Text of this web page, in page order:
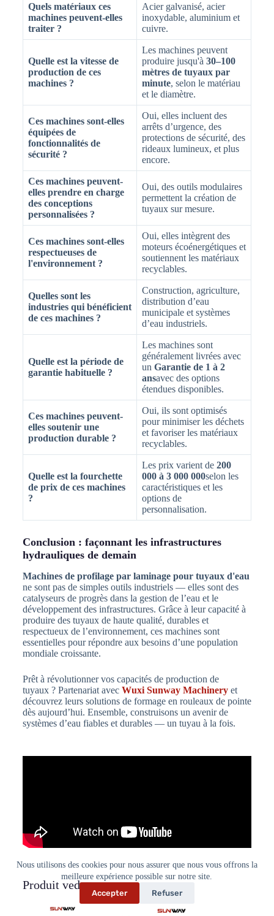
Nous utilisons des cookies pour nous assurer que nous vous offrons la
meilleure expérience possible sur notre site.
Accepter
Refuser
Quels matériaux ces
machines peuvent-elles
traiter ?
Acier galvanisé, acier
inoxydable, aluminium et
cuivre.
Quelle est la vitesse de
production de ces
machines ?
Les machines peuvent
produire jusqu'à 30–100
mètres de tuyaux par
minute, selon le matériau
et le diamètre.
Ces machines sont-elles
équipées de
fonctionnalités de
sécurité ?
Oui, elles incluent des
arrêts d’urgence, des
protections de sécurité, des
rideaux lumineux, et plus
encore.
Ces machines peuvent-
elles prendre en charge
des conceptions
personnalisées ?
Oui, des outils modulaires
permettent la création de
tuyaux sur mesure.
Ces machines sont-elles
respectueuses de
l'environnement ?
Oui, elles intègrent des
moteurs écoénergétiques et
soutiennent les matériaux
recyclables.
Quelles sont les
industries qui bénéficient
de ces machines ?
Construction, agriculture,
distribution d’eau
municipale et systèmes
d’eau industriels.
Quelle est la période de
garantie habituelle ?
Les machines sont
généralement livrées avec
un Garantie de 1 à 2
ansavec des options
étendues disponibles.
Ces machines peuvent-
elles soutenir une
production durable ?
Oui, ils sont optimisés
pour minimiser les déchets
et favoriser les matériaux
recyclables.
Quelle est la fourchette
de prix de ces machines
?
Les prix varient de 200
000 à 3 000 000selon les
caractéristiques et les
options de
personnalisation.
Conclusion : façonnant les infrastructures
hydrauliques de demain
Machines de profilage par laminage pour tuyaux d'eau
ne sont pas de simples outils industriels — elles sont des
catalyseurs de progrès dans la gestion de l’eau et le
développement des infrastructures. Grâce à leur capacité à
produire des tuyaux de haute qualité, durables et
respectueux de l’environnement, ces machines sont
essentielles pour répondre aux besoins d’une population
mondiale croissante.
Prêt à révolutionner vos capacités de production de
tuyaux ? Partenariat avec Wuxi Sunway Machineryet
découvrez leurs solutions de formage en rouleaux de pointe
dès aujourd’hui. Ensemble, construisons un avenir de
systèmes d’eau fiables et durables — un tuyau à la fois.
Produit vedette